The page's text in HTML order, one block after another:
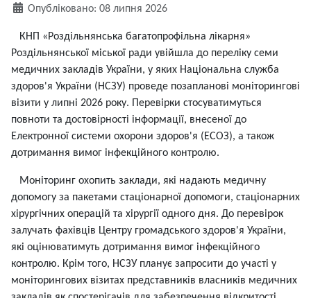
ДеталіОпубліковано: 08 липня 2026
КНП «Роздільнянська багатопрофільна лікарня»
Роздільнянської міської ради увійшла до переліку семи
медичних закладів України, у яких Національна служба
здоров'я України (НСЗУ) проведе позапланові моніторингові
візити у липні 2026 року. Перевірки стосуватимуться
повноти та достовірності інформації, внесеної до
Електронної системи охорони здоров'я (ЕСОЗ), а також
дотримання вимог інфекційного контролю.
Моніторинг охопить заклади, які надають медичну
допомогу за пакетами стаціонарної допомоги, стаціонарних
хірургічних операцій та хірургії одного дня. До перевірок
залучать фахівців Центру громадського здоров'я України,
які оцінюватимуть дотримання вимог інфекційного
контролю. Крім того, НСЗУ планує запросити до участі у
моніторингових візитах представників власників медичних